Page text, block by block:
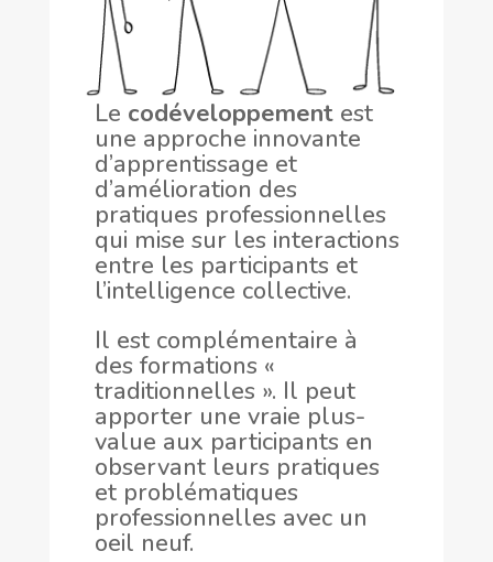
Le codéveloppementest
une approche innovante
d’apprentissage et
d’amélioration des
pratiques professionnelles
qui mise sur les interactions
entre les participants et
l’intelligence collective.
Il est complémentaire à
des formations «
traditionnelles ». Il peut
apporter une vraie plus-
value aux participants en
observant leurs pratiques
et problématiques
professionnelles avec un
oeil neuf.